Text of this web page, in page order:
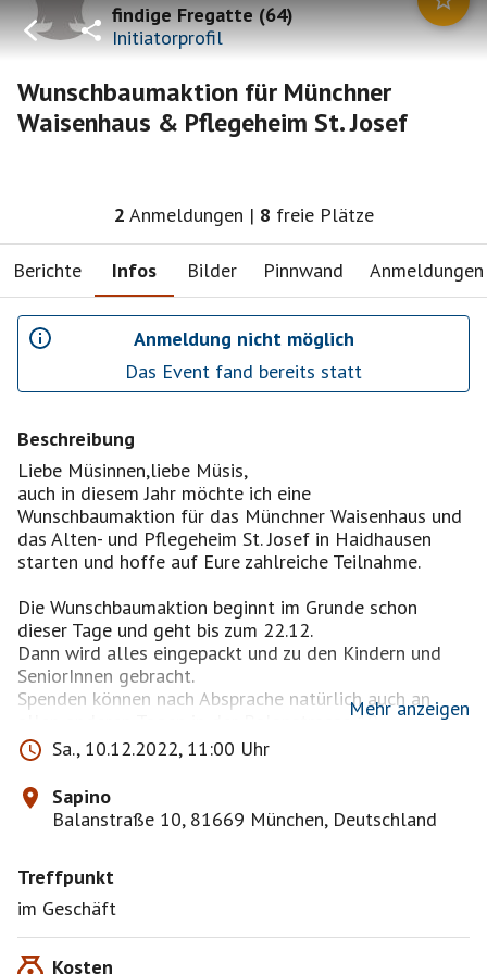
findige Fregatte(64)
Initiatorprofil
Wunschbaumaktion für Münchner
Waisenhaus & Pflegeheim St. Josef
2 Anmeldungen | 8 freie Plätze
Berichte Infos Bilder Pinnwand Anmeldungen
Anmeldung nicht möglich
Das Event fand bereits statt
Beschreibung
Liebe Müsinnen,liebe Müsis,
auch in diesem Jahr möchte ich eine
Wunschbaumaktion für das Münchner Waisenhaus und
das Alten- und Pflegeheim St. Josef in Haidhausen
starten und hoffe auf Eure zahlreiche Teilnahme.
Die Wunschbaumaktion beginnt im Grunde schon
dieser Tage und geht bis zum 22.12.
Dann wird alles eingepackt und zu den Kindern und
SeniorInnen gebracht.
Spenden können nach Absprache natürlich auch an
allen anderen Tagen in der Balanstrasse 10
abgegeben werden. Geschäft und Wohnung sind im
gleichen Haus.
In meinem kleinen Spielwarengeschäft SAPINO gibt es
ab dem 3.12. Wunschbäume, an denen Wunschzettel
können, um das Münchner Waisenhaus und / oder das
Pflegeheim zu unterstützen.
Das Münchner Waisenhaus benötigt für für Kinder von
Mehr anzeigen
Sa., 10.12.2022, 11:00 Uhr
Sapino
Balanstraße 10, 81669 München, Deutschland
Treffpunkt
im Geschäft
Kosten